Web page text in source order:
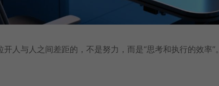
人与人之间差距的，不是努力，而是“思考和执行的效率”。